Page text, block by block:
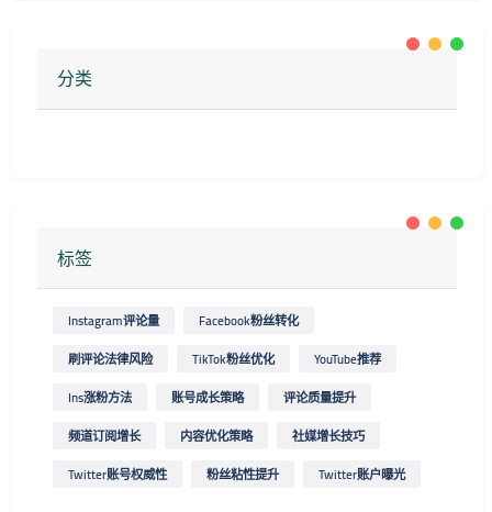
分类
标签
Instagram评论量
Facebook粉丝转化
刷评论法律风险
TikTok粉丝优化
YouTube推荐
Ins涨粉方法
账号成长策略
评论质量提升
频道订阅增长
内容优化策略
社媒增长技巧
Twitter账号权威性
粉丝粘性提升 Twitter账户曝光